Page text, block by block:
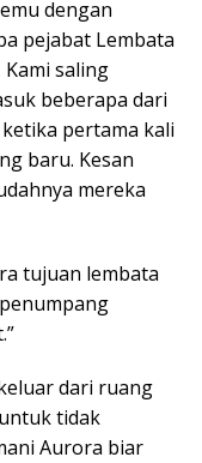
dengan
pejabat Lembata
saling
beberapa dari
pertama kali
baru. Kesan
mereka
tujuan lembata
dari ruang
tidak
Aurora biar